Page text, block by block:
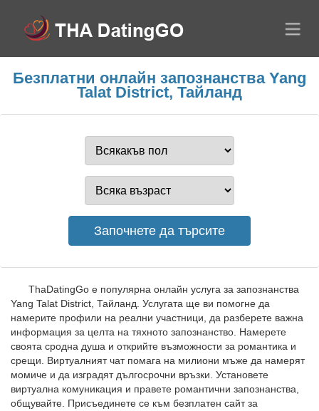
Безплатни онлайн запознанства Yang
Talat District, Тайланд
ThaDatingGo е популярна онлайн услуга за запознанства
Yang Talat District, Тайланд. Услугата ще ви помогне да
намерите профили на реални участници, да разберете важна
информация за целта на тяхното запознанство. Намерете
своята сродна душа и открийте възможности за романтика и
срещи. Виртуалният чат помага на милиони мъже да намерят
момиче и да изградят дългосрочни връзки. Установете
виртуална комуникация и правете романтични запознанства,
общувайте. Присъединете се към безплатен сайт за